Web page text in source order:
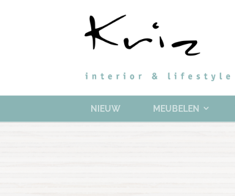
NIEUW MEUBELEN